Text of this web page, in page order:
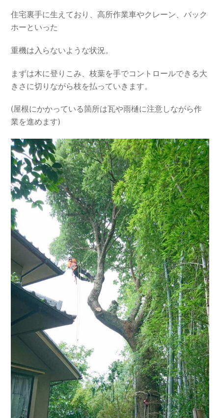
住宅裏手に生えており、高所作業車やクレーン、バック
ホーといった
重機は入らないような状況。
まずは木に登りこみ、枝葉を手でコントロールできる大
きさに切りながら枝を払っていきます。
(屋根にかかっている箇所は瓦や雨樋に注意しながら作
業を進めます)